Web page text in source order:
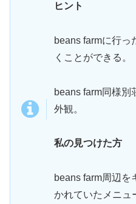
ヒント
beans farmに行っ
くことができる。
beans farm同様別
外観。
私の見つけた方
beans farm周辺を
かれていたメニュ